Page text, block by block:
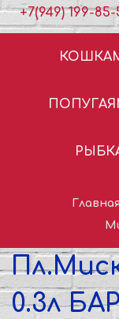
+7(949) 199-
Главная
0.3л